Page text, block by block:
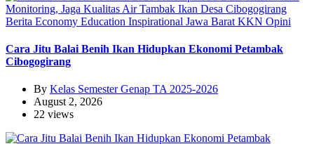
Berita Economy Education Inspirational Jawa Barat KKN Opini
Cara Jitu Balai Benih Ikan Hidupkan Ekonomi Petambak
Cibogogirang
By Kelas Semester Genap TA 2025-2026
August 2, 2026
22 views